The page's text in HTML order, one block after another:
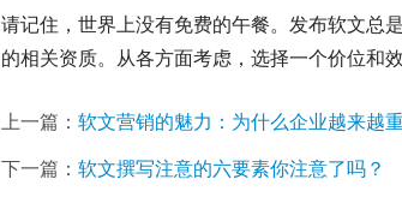
请记住，世界上没有免费的午餐。发布软文总
的相关资质。从各方面考虑，选择一个价位和
上一篇： 软文营销的魅力：为什么企业越来越
下一篇： 软文撰写注意的六要素你注意了吗？